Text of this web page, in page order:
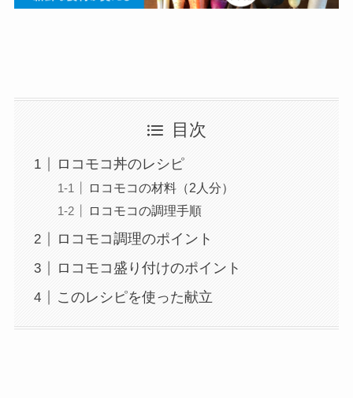
目次
ロコモコ丼のレシピ
ロコモコの材料（2人分）
ロコモコの調理手順
ロコモコ調理のポイント
ロコモコ盛り付けのポイント
このレシピを使った献立